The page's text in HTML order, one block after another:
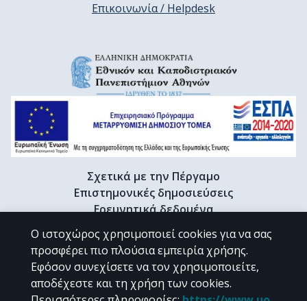
Επικοινωνία / Helpdesk
Σχετικά με την Πέργαμο
Επιστημονικές δημοσιεύσεις
Ερευνητικά δεδομένα
Διδακτορικές διατριβές & Γκρίζα βιβλιογραφία
Προφίλ Ερευνητή
CC BY-NC 4.0
Ο ιστοχώρος χρησιμοποιεί cookies για να σας
προσφέρει πιο πλούσια εμπειρία χρήσης.
Εφόσον συνεχίσετε να τον χρησιμοποιείτε,
αποδέχεστε και τη χρήση των cookies.